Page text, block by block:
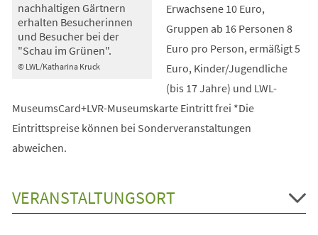
© LWL/Katharina Kruck
nachhaltigen Gärtnern
erhalten Besucherinnen
und Besucher bei der
"Schau im Grünen".
Erwachsene 10 Euro,
Gruppen ab 16 Personen 8
Euro pro Person, ermäßigt 5
Euro, Kinder/Jugendliche
(bis 17 Jahre) und LWL-
MuseumsCard+LVR-Museumskarte Eintritt frei *Die
Eintrittspreise können bei Sonderveranstaltungen
abweichen.
VERANSTALTUNGSORT